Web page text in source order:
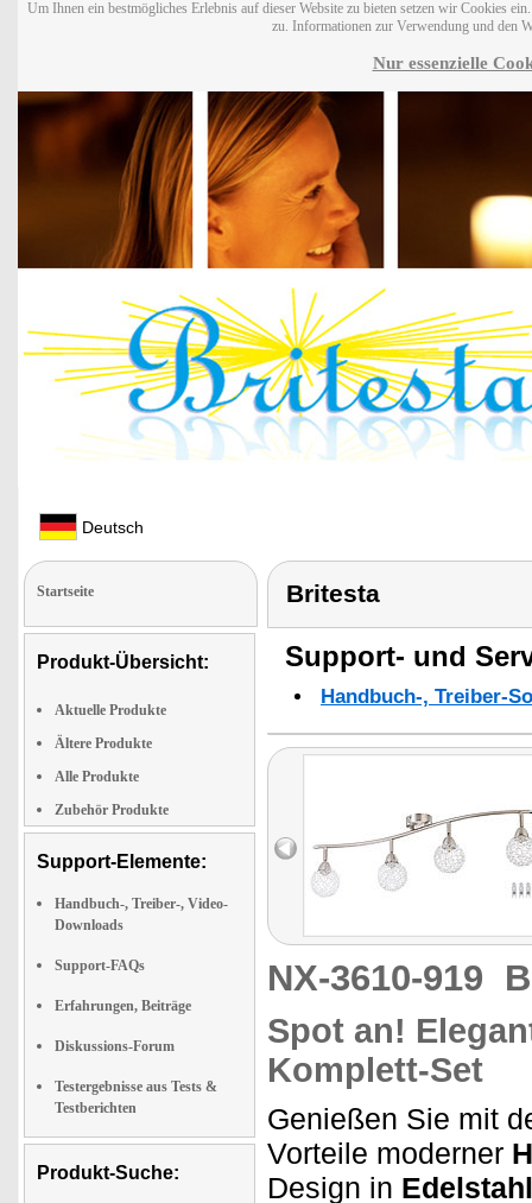
Um Ihnen ein bestmögliches Erlebnis auf dieser Website zu bieten setzen wir Cookies
zu. Informationen zur Verwendung und den
Nur essenzielle
Deutsch
Startseite
Produkt-Übersicht:
Aktuelle Produkte
Ältere Produkte
Alle Produkte
Zubehör Produkte
Support-Elemente:
Handbuch-, Treiber-, Video-
Downloads
Support-FAQs
Erfahrungen, Beiträge
Diskussions-Forum
Testergebnisse aus Tests &
Testberichten
Produkt-Suche:
Britesta
Support- und
Handbuch-, Treiber-
NX-3610-919
Spot an!
Komplett-Set
Genießen Sie mit
Vorteile moderner
Design in